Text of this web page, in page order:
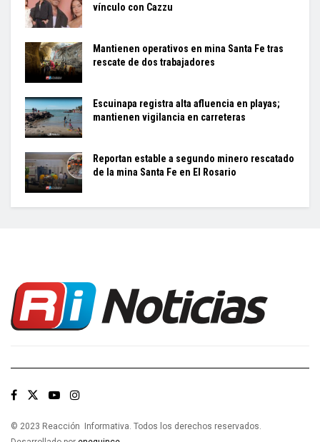
vínculo con Cazzu
Mantienen operativos en mina Santa Fe tras
rescate de dos trabajadores
Escuinapa registra alta afluencia en playas;
mantienen vigilancia en carreteras
Reportan estable a segundo minero rescatado
de la mina Santa Fe en El Rosario
© 2023 Reacción Informativa. Todos los derechos reservados.